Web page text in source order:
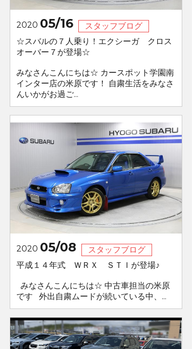
2020 05/16
スタッフブログ
☆スバルの７人乗り！エクシーガ クロス
オーバー７が登場☆
みなさんこんにちは☆ カースポット学園南
インター店の米原です！ 自粛生活をみなさ
んいかがお過ご...
2020 05/08
スタッフブログ
平成１４年式 ＷＲＸ ＳＴＩが登場♪
みなさんこんにちは☆ 中古車担当の米原
です 外出自粛ムードが続いている中、...